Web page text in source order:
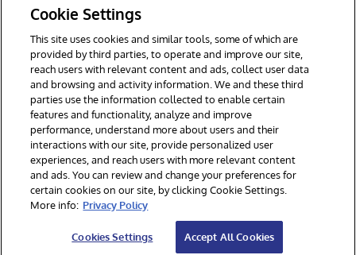
© 1996-2026 InterSystems Corporation, Boston, MA. Alle Rechte
vorbehalten.
Mitteilungen/Geschäftsbedingungen
Erklärung zum Datenschutz
Geld-zurück-Garantie
Impressum Barrierefreiheit
Cookie Settings
This site uses cookies and similar tools, some of which are
provided by third parties, to operate and improve our site,
reach users with relevant content and ads, collect user data
and browsing and activity information. We and these third
parties use the information collected to enable certain
features and functionality, analyze and improve
performance, understand more about users and their
interactions with our site, provide personalized user
experiences, and reach users with more relevant content
and ads. You can review and change your preferences for
certain cookies on our site, by clicking Cookie Settings.
More info: Privacy Policy
Cookies Settings Accept All Cookies